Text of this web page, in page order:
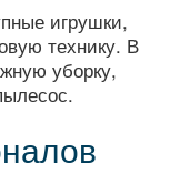
игрушки,
технику. В
уборку,